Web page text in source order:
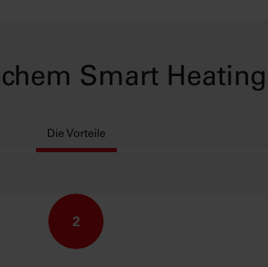
Smart
Die Vorteile
2